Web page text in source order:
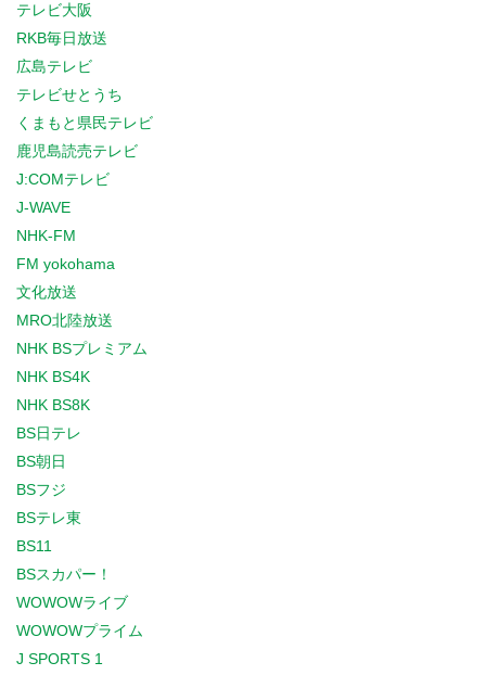
テレビ大阪
RKB毎日放送
広島テレビ
テレビせとうち
くまもと県民テレビ
鹿児島読売テレビ
J:COMテレビ
J-WAVE
NHK-FM
FM yokohama
文化放送
MRO北陸放送
NHK BSプレミアム
NHK BS4K
NHK BS8K
BS日テレ
BS朝日
BSフジ
BSテレ東
BS11
BSスカパー！
WOWOWライブ
WOWOWプライム
J SPORTS 1